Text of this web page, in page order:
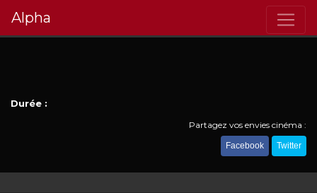
Alpha
Durée :
Partagez vos envies cinéma :
Facebook Twitter